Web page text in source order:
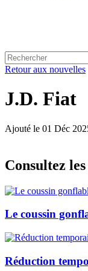
Retour aux nouvelles
J.D. Fiat
Ajouté le 01 Déc
Consultez
Le coussin
Réduction